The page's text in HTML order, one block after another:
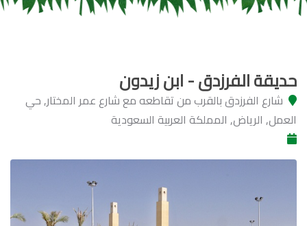
حديقة الفرزدق - ابن زيدون
شارع الفرزدق بالقرب من تقاطعه مع شارع عمر المختار, حي
العمل, الرياض, المملكة العربية السعودية